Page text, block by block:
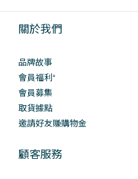
關於我們
品牌故事
會員福利⁺
會員募集
取貨據點
邀請好友賺購物金
顧客服務